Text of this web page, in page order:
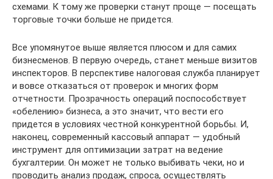
схемами. К тому же проверки станут проще — посещать
торговые точки больше не придется.
Все упомянутое выше является плюсом и для самих
бизнесменов. В первую очередь, станет меньше визитов
инспекторов. В перспективе налоговая служба планирует
и вовсе отказаться от проверок и многих форм
отчетности. Прозрачность операций поспособствует
«обелению» бизнеса, а это значит, что вести его
придется в условиях честной конкурентной борьбы. И,
наконец, современный кассовый аппарат — удобный
инструмент для оптимизации затрат на ведение
бухгалтерии. Он может не только выбивать чеки, но и
проводить анализ продаж, спроса, осуществлять